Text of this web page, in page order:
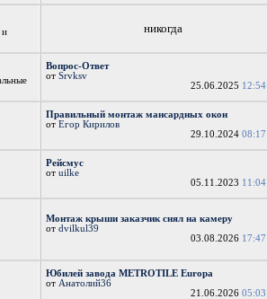
и
никогда
Вопрос-Ответ
отSrvksv
25.06.2025 12:54
Правильный монтаж мансардных окон
отЕгор Кирилов
29.10.202408:17
Рейсмус
отuilke
05.11.2023 11:04
Монтаж крыши заказчик снял на камеру
отdvilkul39
03.08.2026 17:47
Юбилей завода METROTILE Europa
от Анатолий36
21.06.202605:03